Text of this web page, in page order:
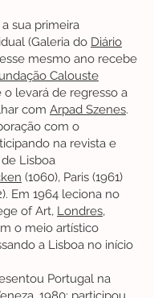
sua primeira
(Galeria do Diário
mesmo ano recebe
Calouste
o levará de regresso a
com Arpad Szenes.
com o
na revista e
Lisboa
(1060), Paris (1961)
Em 1964 leciona no
of Art, Londres,
o meio artístico
a Lisboa no início
Portugal na